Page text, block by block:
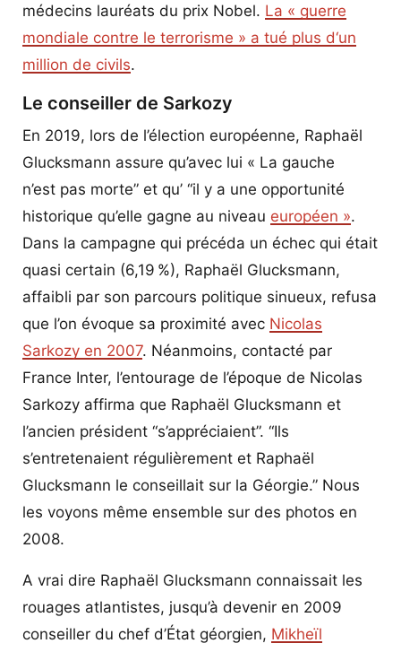
médecins lauréats du prix Nobel. La « guerre
mondiale contre le terrorisme » a tué plus d‘un
million de civils.
Le conseiller de Sarkozy
En 2019, lors de l’élection européenne, Raphaël
Glucksmann assure qu’avec lui « La gauche
n’est pas morte” et qu’ “il y a une opportunité
historique qu’elle gagne au niveau européen ».
Dans la campagne qui précéda un échec qui était
quasi certain (6,19 %), Raphaël Glucksmann,
affaibli par son parcours politique sinueux, refusa
que l’on évoque sa proximité avec Nicolas
Sarkozy en 2007. Néanmoins, contacté par
France Inter, l’entourage de l’époque de Nicolas
Sarkozy affirma que Raphaël Glucksmann et
l’ancien président “s’appréciaient”. “Ils
s’entretenaient régulièrement et Raphaël
Glucksmann le conseillait sur la Géorgie.” Nous
les voyons même ensemble sur des photos en
2008.
A vrai dire Raphaël Glucksmann connaissait les
rouages atlantistes, jusqu’à devenir en 2009
conseiller du chef d’État géorgien, Mikheïl